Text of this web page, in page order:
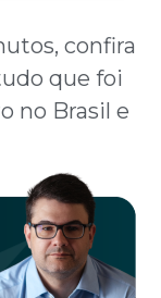
confira
que foi
no Brasil e